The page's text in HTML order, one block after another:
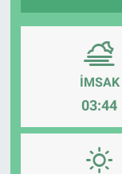
İMSAK
03:44